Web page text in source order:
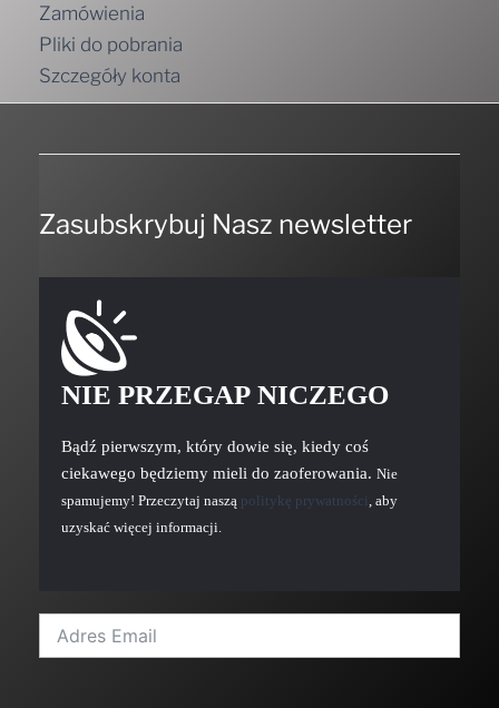
Zamówienia
Pliki do pobrania
Szczegóły konta
Zasubskrybuj Nasz newsletter
NIE PRZEGAP NICZEGO
Bądź pierwszym, który dowie się, kiedy coś
ciekawego będziemy mieli do zaoferowania. Nie
spamujemy! Przeczytaj naszą politykę prywatności , aby
uzyskać więcej informacji.